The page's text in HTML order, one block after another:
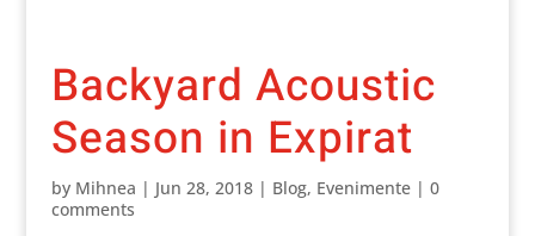
Backyard Acoustic
Season in Expirat
by Mihnea | Jun 28, 2018| Blog, Evenimente| 0
comments